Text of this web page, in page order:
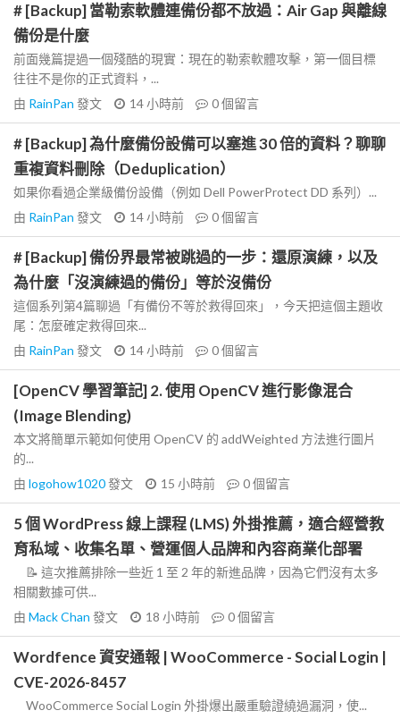
# [Backup] 當勒索軟體連備份都不放過：Air Gap 與離線
備份是什麼
前面幾篇提過一個殘酷的現實：現在的勒索軟體攻擊，第一個目標
往往不是你的正式資料，...
由 RainPan 發文 14 小時前 0個留言
# [Backup] 為什麼備份設備可以塞進 30 倍的資料？聊聊
重複資料刪除（Deduplication）
如果你看過企業級備份設備（例如 Dell PowerProtect DD 系列）...
由 RainPan 發文 14 小時前 0個留言
# [Backup] 備份界最常被跳過的一步：還原演練，以及
為什麼「沒演練過的備份」等於沒備份
這個系列第4篇聊過「有備份不等於救得回來」，今天把這個主題收
尾：怎麼確定救得回來...
由 RainPan 發文 14 小時前 0個留言
[OpenCV 學習筆記] 2. 使用 OpenCV 進行影像混合
(Image Blending)
本文將簡單示範如何使用 OpenCV 的 addWeighted 方法進行圖片
的...
由 logohow1020發文 15 小時前 0個留言
5 個 WordPress 線上課程 (LMS) 外掛推薦，適合經營教
育私域、收集名單、營運個人品牌和內容商業化部署
📝 這次推薦排除一些近 1 至 2 年的新進品牌，因為它們沒有太多
相關數據可供...
由 Mack Chan 發文 18 小時前 0個留言
Wordfence 資安通報 | WooCommerce - Social Login |
CVE-2026-8457
WooCommerce Social Login 外掛爆出嚴重驗證繞過漏洞，使...